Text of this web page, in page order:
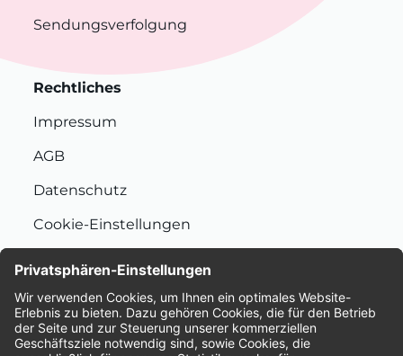
Sendungsverfolgung
Rechtliches
Impressum
AGB
Datenschutz
Cookie-Einstellungen
Bewertungen